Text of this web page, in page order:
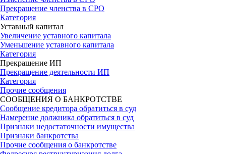
Прекращение членства в СРО
Категория
Уставный капитал
Увеличение уставного капитала
Уменьшение уставного капитала
Категория
Прекращение ИП
Прекращение деятельности ИП
Категория
Прочие сообщения
СООБЩЕНИЯ О БАНКРОТСТВЕ
Сообщение кредитора обратиться в суд
Намерение должника обратиться в суд
Признаки недостаточности имущества
Признаки банкротства
Прочие сообщения о банкротстве